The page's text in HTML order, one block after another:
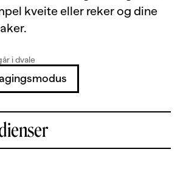
kveite eller reker og dine
i dvale